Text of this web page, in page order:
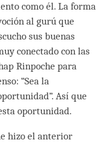
como él. La forma
al gurú que
sus buenas
conectado con las
Rinpoche para
“Sea la
Así que
oportunidad.
hizo el anterior